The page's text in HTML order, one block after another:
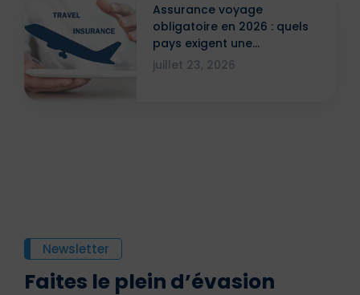
Assurance voyage
obligatoire en 2026 : quels
pays exigent une
attestation ?
juillet 23, 2026
Newsletter
Faites le plein d’évasion